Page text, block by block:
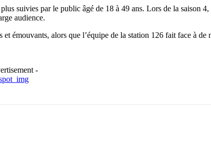
suivies par le public âgé de 18 à 49 ans. Lors de la saison
audience.
émouvants, alors que l’équipe de la station 126 fait face à de
-